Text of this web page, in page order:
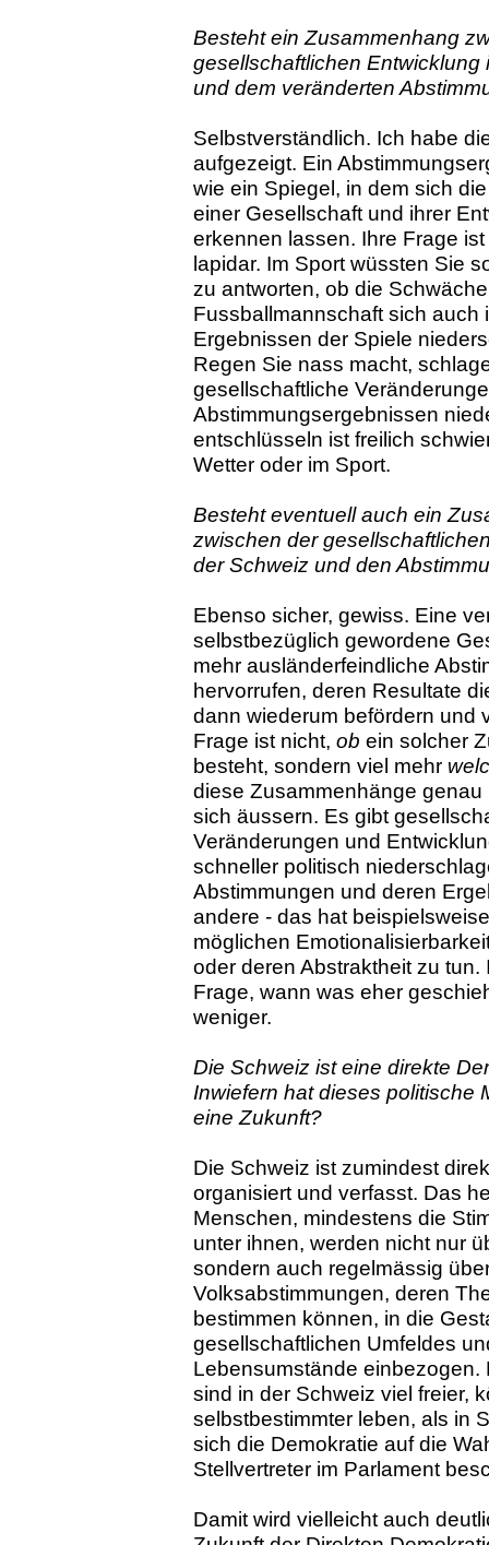
Besteht ein Zusammenhang
gesellschaftlichen Entwicklung
und dem veränderten
Selbstverständlich. Ich habe
aufgezeigt. Ein
wie ein Spiegel, in dem sich
einer Gesellschaft und ihrer
erkennen lassen. Ihre Frage
lapidar. Im Sport wüssten Sie
zu antworten, ob die
Fussballmannschaft sich auch
Ergebnissen der Spiele
Regen Sie nass macht,
gesellschaftliche
Abstimmungsergebnissen
entschlüsseln ist freilich
Wetter oder im Sport.
Besteht eventuell auch ein
zwischen der
der Schweiz und den
Ebenso sicher, gewiss. Eine
selbstbezüglich gewordene
mehr ausländerfeindliche
hervorrufen, deren Resultate
dann wiederum befördern und
Frage ist nicht, ob ein solcher
besteht, sondern viel mehr
diese Zusammenhänge genau
sich äussern. Es gibt
Veränderungen und
schneller politisch
Abstimmungen und deren
andere - das hat
möglichen
oder deren Abstraktheit zu tun.
Frage, wann was eher
weniger.
Die Schweiz ist eine direkte
Inwiefern hat dieses politische
eine Zukunft?
Die Schweiz ist zumindest
organisiert und verfasst. Das
Menschen, mindestens die
unter ihnen, werden nicht nur
sondern auch regelmässig
Volksabstimmungen, deren
bestimmen können, in die
gesellschaftlichen Umfeldes
Lebensumstände einbezogen.
sind in der Schweiz viel freier,
selbstbestimmter leben, als in
sich die Demokratie auf die
Stellvertreter im Parlament
Damit wird vielleicht auch